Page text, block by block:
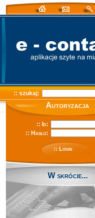
:: szukaj:
Autoryzacja
:: Login
W skrócie...